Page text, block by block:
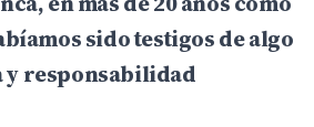
sido testigos de algo
y responsabilidad